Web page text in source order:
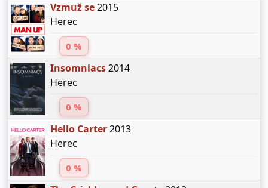
Vzmuž se2015
Herec
0 %
Insomniacs2014
Herec
0 %
Hello Carter2013
Herec
0 %